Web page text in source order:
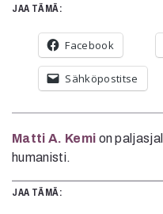
JAA TÄMÄ:
Facebook
Sähköpostitse
Matti A. Kemi on
humanisti.
JAA TÄMÄ: